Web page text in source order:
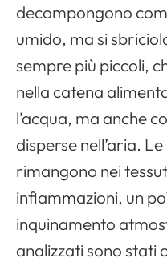
decompongono
umido, ma si
sempre più piccoli,
nella catena
l’acqua, ma anche
disperse nell’aria.
rimangono nei
infiammazioni, un
inquinamento
analizzati sono stati